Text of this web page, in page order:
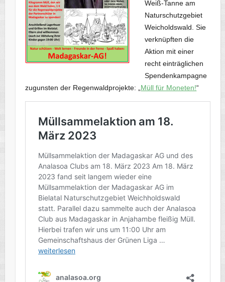
Weiß-Tanne am
Naturschutzgebiet
Weicholdswald. Sie
verknüpften die
Aktion mit einer
recht einträglichen
Spendenkampagne
zugunsten der Regenwaldprojekte: „ Müll für Moneten!“